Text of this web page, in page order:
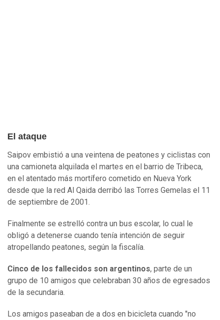
El ataque
Saipov embistió a una veintena de peatones y ciclistas con
una camioneta alquilada el martes en el barrio de Tribeca,
en el atentado más mortífero cometido en Nueva York
desde que la red Al Qaida derribó las Torres Gemelas el 11
de septiembre de 2001.
Finalmente se estrelló contra un bus escolar, lo cual le
obligó a detenerse cuando tenía intención de seguir
atropellando peatones, según la fiscalía.
Cinco de los fallecidos son argentinos, parte de un
grupo de 10 amigos que celebraban 30 años de egresados
de la secundaria.
Los amigos paseaban de a dos en bicicleta cuando "no